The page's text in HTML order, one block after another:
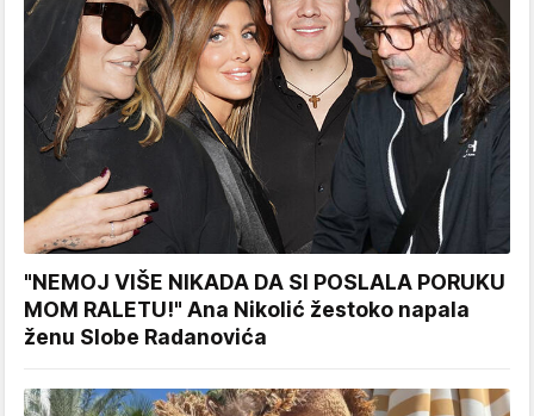
"NEMOJ VIŠE NIKADA DA SI POSLALA PORUKU
MOM RALETU!" Ana Nikolić žestoko napala
ženu Slobe Radanovića